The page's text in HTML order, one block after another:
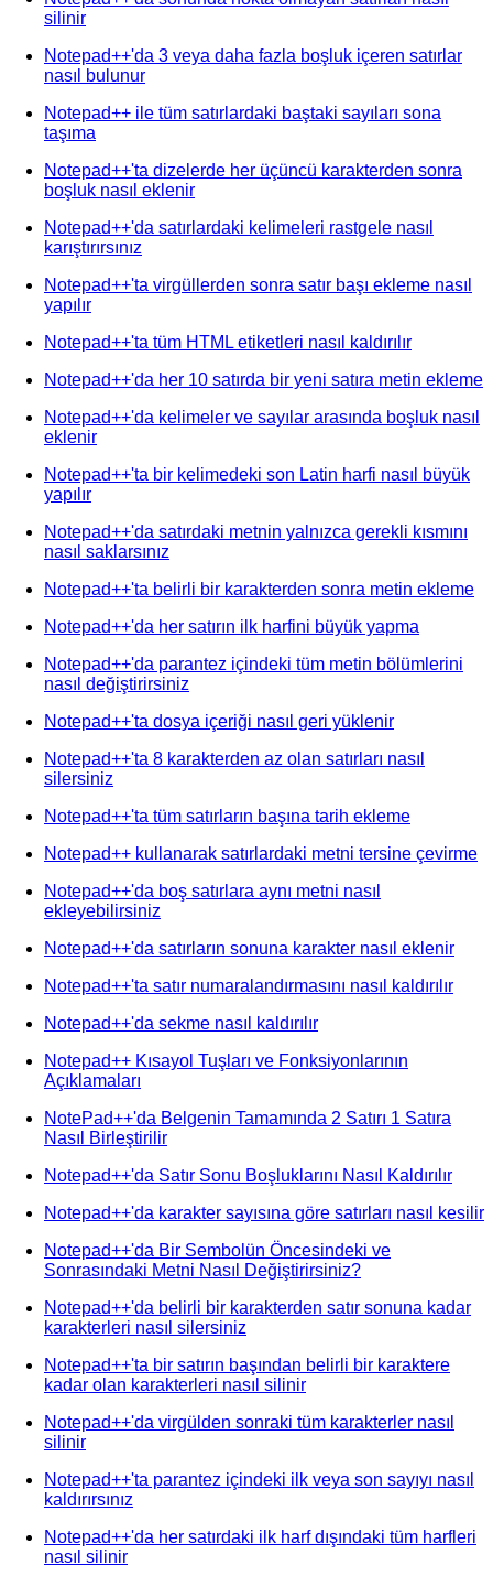
silinir
Notepad++'da 3 veya daha fazla boşluk içeren satırlar
nasıl bulunur
Notepad++ ile tüm satırlardaki baştaki sayıları sona
taşıma
Notepad++'ta dizelerde her üçüncü karakterden sonra
boşluk nasıl eklenir
Notepad++'da satırlardaki kelimeleri rastgele nasıl
karıştırırsınız
Notepad++'ta virgüllerden sonra satır başı ekleme nasıl
yapılır
Notepad++'ta tüm HTML etiketleri nasıl kaldırılır
Notepad++'da her 10 satırda bir yeni satıra metin ekleme
Notepad++'da kelimeler ve sayılar arasında boşluk nasıl
eklenir
Notepad++'ta bir kelimedeki son Latin harfi nasıl büyük
yapılır
Notepad++'da satırdaki metnin yalnızca gerekli kısmını
nasıl saklarsınız
Notepad++'ta belirli bir karakterden sonra metin ekleme
Notepad++'da her satırın ilk harfini büyük yapma
Notepad++'da parantez içindeki tüm metin bölümlerini
nasıl değiştirirsiniz
Notepad++'ta dosya içeriği nasıl geri yüklenir
Notepad++'ta 8 karakterden az olan satırları nasıl
silersiniz
Notepad++'ta tüm satırların başına tarih ekleme
Notepad++ kullanarak satırlardaki metni tersine çevirme
Notepad++'da boş satırlara aynı metni nasıl
ekleyebilirsiniz
Notepad++'da satırların sonuna karakter nasıl eklenir
Notepad++'ta satır numaralandırmasını nasıl kaldırılır
Notepad++'da sekme nasıl kaldırılır
Notepad++ Kısayol Tuşları ve Fonksiyonlarının
Açıklamaları
NotePad++'da Belgenin Tamamında 2 Satırı 1 Satıra
Nasıl Birleştirilir
Notepad++'da Satır Sonu Boşluklarını Nasıl Kaldırılır
Notepad++'da karakter sayısına göre satırları nasıl kesilir
Notepad++'da Bir Sembolün Öncesindeki ve
Sonrasındaki Metni Nasıl Değiştirirsiniz?
Notepad++'da belirli bir karakterden satır sonuna kadar
karakterleri nasıl silersiniz
Notepad++'ta bir satırın başından belirli bir karaktere
kadar olan karakterleri nasıl silinir
Notepad++'da virgülden sonraki tüm karakterler nasıl
silinir
Notepad++'ta parantez içindeki ilk veya son sayıyı nasıl
kaldırırsınız
Notepad++'da her satırdaki ilk harf dışındaki tüm harfleri
nasıl silinir